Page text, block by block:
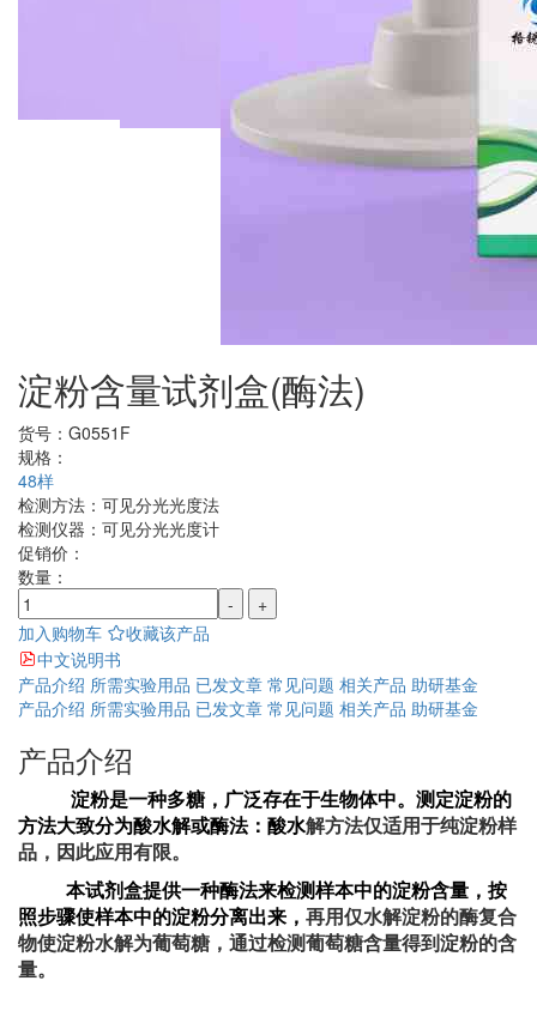
淀粉含量试剂盒(酶法)
货号： G0551F
规格：
48样
检测方法： 可见分光光度法
检测仪器： 可见分光光度计
促销价：
数量：
-
+
加入购物车
收藏该产品
中文说明书
产品介绍 所需实验用品 已发文章 常见问题 相关产品 助研基金
产品介绍 所需实验用品 已发文章 常见问题 相关产品 助研基金
产品介绍
淀粉是一种多糖，广泛存在于生物体中。测定淀粉的
方法大致分为酸水解或酶法：酸水解方法仅适用于纯淀粉样
品，因此应用有限。
本试剂盒提供一种酶法来检测样本中的淀粉含量，按
照步骤使样本中的淀粉分离出来， 再用仅水解淀粉的酶复合
物使淀粉水解为葡萄糖，通过检测葡萄糖含量得到淀粉的含
量。